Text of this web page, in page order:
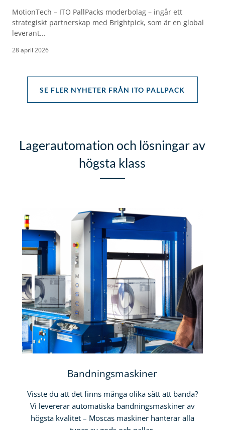
MotionTech – ITO PallPacks moderbolag – ingår ett
strategiskt partnerskap med Brightpick, som är en global
leverant...
28 april 2026
SE FLER NYHETER FRÅN ITO PALLPACK
Lagerautomation och lösningar av
högsta klass
Bandningsmaskiner
Visste du att det finns många olika sätt att banda?
Vi levererar automatiska bandningsmaskiner av
högsta kvalitet – Moscas maskiner hanterar alla